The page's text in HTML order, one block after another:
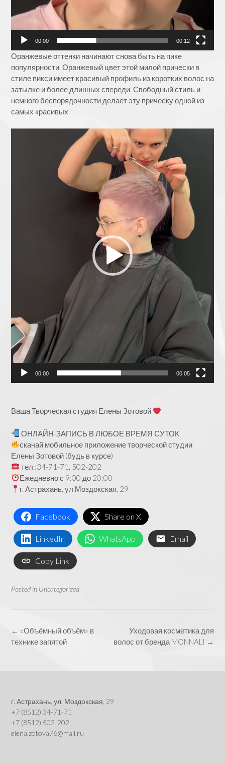
00:00 00:12
Оранжевые оттенки начинают снова быть на пике
популярности. Оранжевый цвет этой милой прически в
стиле пикси имеет красивый профиль из коротких волос на
затылке и более длинных спереди. Свободный стиль и
немного беспорядочности делает эту прическу одной из
самых красивых.
00:00 00:05
Ваша Творческая студия Елены Зотовой
ОНЛАЙН-ЗАПИСЬ В ЛЮБОЕ ВРЕМЯ СУТОК
скачай мобильное приложение творческой студии
Елены Зотовой (будь в курсе)
тел.:34-71-71, 502-202
Ежедневно с 9:00 до 20:00
г. Астрахань, ул.Моздокская, 29
Facebook Share on X
LinkedIn WhatsApp Email
Copy Link
Posted in Uncategorized
Post
navigation
Уходовая косметика для
волос от бренда MONNALI →
← «Объёмный объём» в
технике запятой
г. Астрахань, ул. Моздокская, 29
+7 (8512) 34-71-71
+7 (8512) 502-202
elena.zotova76@mail.ru